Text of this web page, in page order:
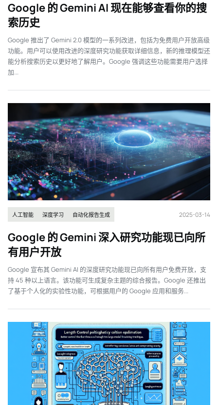
Google 的 Gemini AI 现在能够查看你的搜
索历史
Google 推出了 Gemini 2.0 模型的一系列改进，包括为免费用户开放高级
功能。用户可以使用改进的深度研究功能获取详细信息，新的推理模型还
能分析搜索历史以更好地了解用户。Google 强调这些功能需要用户选择
加...
人工智能 深度学习 自动化报告生成 2025-03-14
Google 的 Gemini 深入研究功能现已向所
有用户开放
Google 宣布其 Gemini AI 的深度研究功能现已向所有用户免费开放，支
持 45 种以上语言。该功能可生成复杂主题的综合报告。Google 还推出
了基于个人化的实验性功能，可根据用户的 Google 应用和服务...